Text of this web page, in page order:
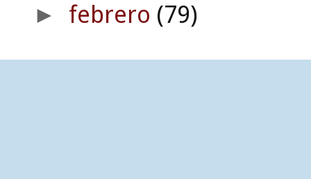
► febrero (79)